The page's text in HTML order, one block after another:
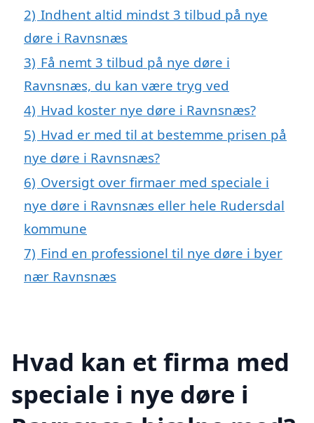
2) Indhent altid mindst 3 tilbud på nye
døre i Ravnsnæs
3) Få nemt 3 tilbud på nye døre i
Ravnsnæs, du kan være tryg ved
4) Hvad koster nye døre i Ravnsnæs?
5) Hvad er med til at bestemme prisen på
nye døre i Ravnsnæs?
6) Oversigt over firmaer med speciale i
nye døre i Ravnsnæs eller hele Rudersdal
kommune
7) Find en professionel til nye døre i byer
nær Ravnsnæs
Hvad kan et firma med
speciale i nye døre i